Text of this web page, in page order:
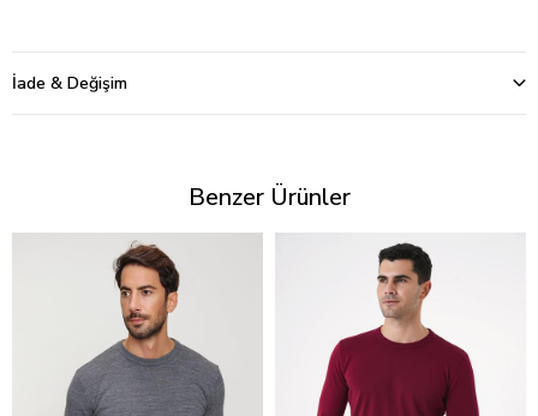
İade & Değişim
Benzer Ürünler